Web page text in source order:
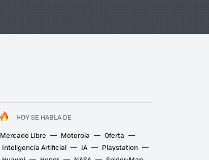
HOY SE HABLA DE
Mercado Libre
Motorola
Oferta
Inteligencia Artificial
IA
Playstation